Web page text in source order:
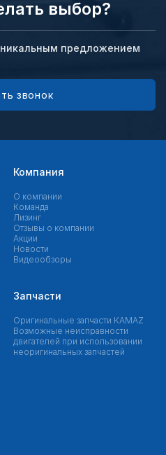
выбор?
предложением
звонок
Компания
О компании
Команда
Лизинг
Отзывы о компании
Акции
Новости
Видеообзоры
Запчасти
Оригинальные запчасти КAMAZ
Возможные неисправности
двигателей при использовании
неоригинальных запчастей